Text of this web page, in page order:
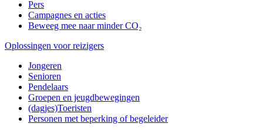
Pers
Campagnes en acties
Beweeg mee naar minder CO₂
Oplossingen voor reizigers
Jongeren
Senioren
Pendelaars
Groepen en jeugdbewegingen
(dagjes)Toeristen
Personen met beperking of begeleider